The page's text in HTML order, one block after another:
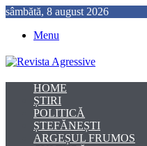
sâmbătă, 8 august 2026
Menu
HOME
ȘTIRI
POLITICĂ
ȘTEFĂNEȘTI
ARGEȘUL FRUMOS